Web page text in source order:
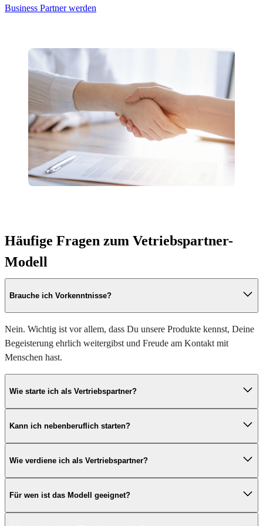
Business Partner werden
Häufige Fragen zum Vetriebspartner-
Modell
Brauche ich Vorkenntnisse?
Nein. Wichtig ist vor allem, dass Du unsere Produkte kennst, Deine
Begeisterung ehrlich weitergibst und Freude am Kontakt mit
Menschen hast.
Wie starte ich als Vertriebspartner?
Der Einstieg ist kostenlos, unverbindlich und in nur drei Schritten
Kann ich nebenberuflich starten?
Ja. Du entscheidest selbst, wie viel Zeit Du investieren möchtest und
Wie verdiene ich als Vertriebspartner?
Du profitierst von einem flexiblen Modell auf Provisionsbasis und
Für wen ist das Modell geeignet?